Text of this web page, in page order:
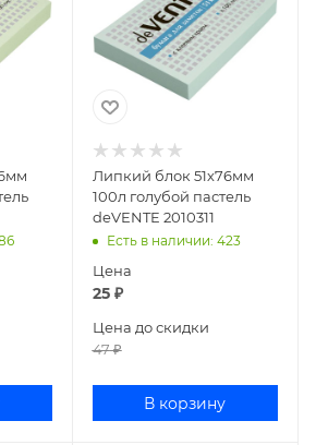
Липкий блок 51х76мм
100л голубой пастель
deVENTE 2010311
Есть в наличии: 423
Цена
25₽
Цена до скидки
47₽
В корзину